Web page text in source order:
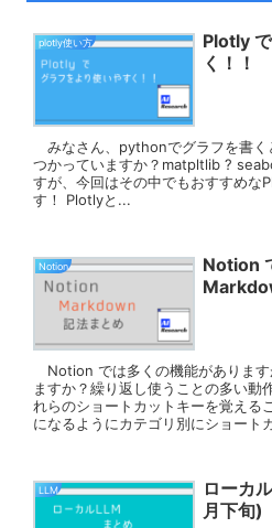
plotly使い方
Plotly
く！！
みなさん、pythonでグラフを書く
つかっていますか？matpltlib ?
すが、今回はその中でもおすすめな
す！ Plotlyと...
Notion
Notion
Notion では多くの機能がありま
ますか？繰り返し使うことの多い動
れらのショートカットキーを覚える
になるようにカテゴリ別にショート
LLM
ローカ
月下旬)